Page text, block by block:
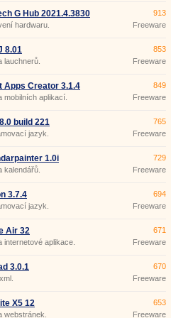
textový editor je
po celém světě. Tento
kódů a textový
Microsoft Windows.
G Hub 2021.4.3830
hardwaru.
913
Freeware
8.01
lauchnerů.
853
Freeware
Apps Creator 3.1.4
mobilních aplikací.
849
Freeware
build 221
jazyk.
765
Freeware
1.0i
kalendářů.
729
Freeware
3.7.4
jazyk.
694
Freeware
Air 32
internetové aplikace.
671
Freeware
3.0.1
670
Freeware
X5 12
webstránek.
653
Freeware